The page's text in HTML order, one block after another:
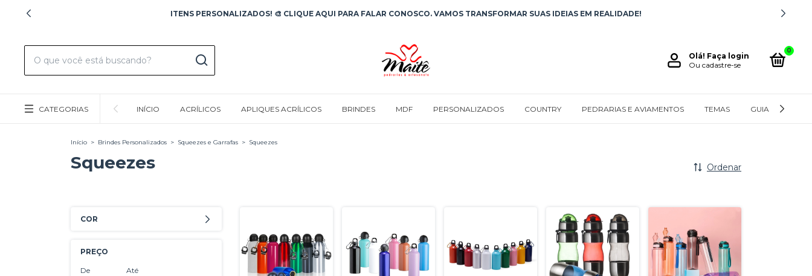
ITENS PERSONALIZADOS! 🎨 CLIQUE AQUI PARA FALAR CONOSCO. VAMOS TRANSFORMAR SUAS IDEIAS EM REALIDADE!
Olá! Faça login
Ou cadastre-se
0
CATEGORIAS INÍCIO ACRÍLICOS APLIQUES ACRÍLICOS BRINDES MDF PERSONALIZADOS COUNTRY PEDRARIAS E AVIAMENTOS TEMAS GUIA DE
Início > Brindes Personalizados > Squeezes e Garrafas > Squeezes
Squeezes Ordenar
COR
PREÇO
De Até